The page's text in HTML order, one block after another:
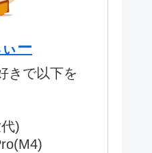
ー
きで以下を
)